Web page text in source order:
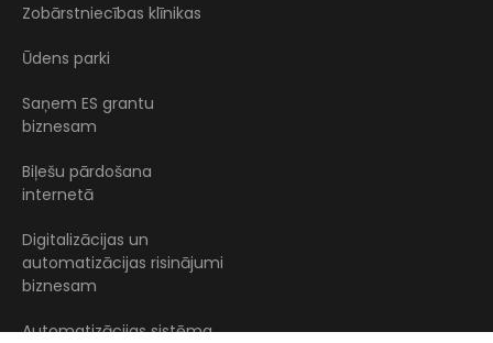
Zobārstniecības klīnikas
Ūdens parki
Saņem ES grantu
biznesam
Biļešu pārdošana
internetā
Digitalizācijas un
automatizācijas risinājumi
biznesam
Automatizācijas sistēma